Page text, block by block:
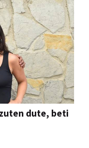
dute, beti